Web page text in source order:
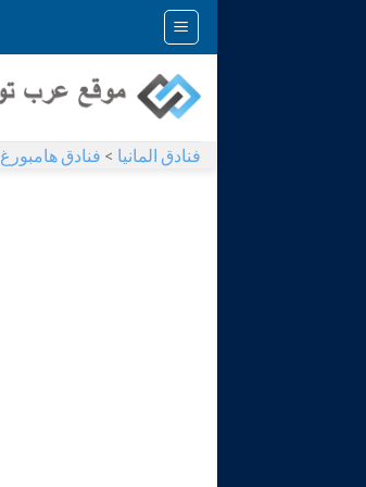
Skip
فنادق المانيا > فنادق هامبورغ